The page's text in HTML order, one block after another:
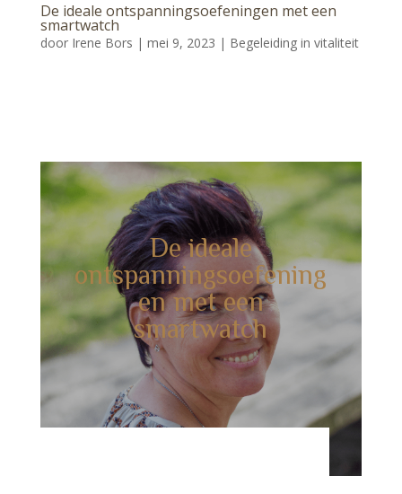
De ideale ontspanningsoefeningen met een
smartwatch
door Irene Bors | mei 9, 2023 | Begeleiding in vitaliteit
De ideale
ontspanningsoefening
en met een
smartwatch